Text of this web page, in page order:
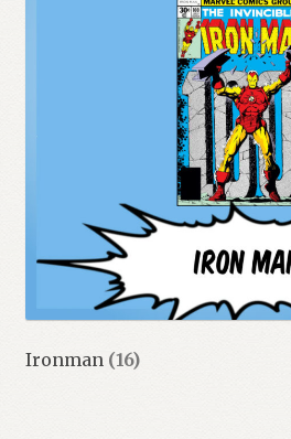
Ironman (16)